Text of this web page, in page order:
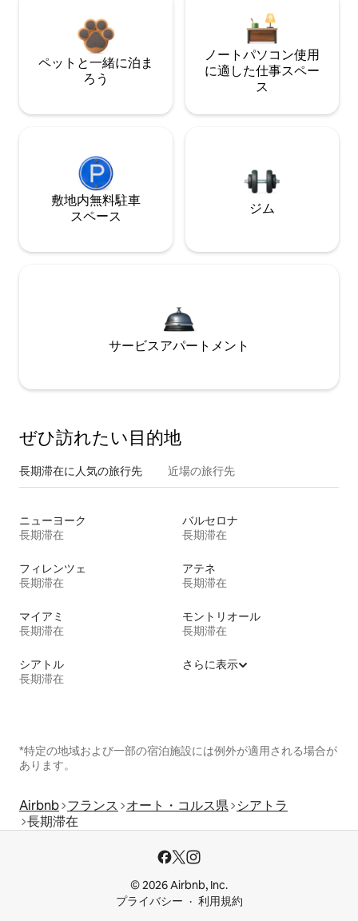
ペットと一緒に泊ま
ろう
ノートパソコン使用
に適した仕事スペー
ス
敷地内無料駐⁠車
ス⁠ペ⁠ー⁠ス
ジム
サービスアパートメント
ぜひ訪⁠れ⁠た⁠い目⁠的⁠地
長期滞在に人気の旅行先 近場の旅行先
ニューヨーク
長期滞在
バルセロナ
長期滞在
フィレンツェ
長期滞在
アテネ
長期滞在
マイアミ
長期滞在
モントリオール
長期滞在
シアトル
長期滞在
さらに表示
*特定の地域および一部の宿泊施設には例外が適用される場合が
あります。
Airbnb フランス オート・コルス県 シアトラ
長期滞在
© 2026 Airbnb, Inc.
プライバシー
利用規約